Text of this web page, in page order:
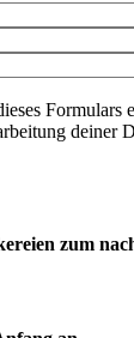
Formulars
deiner
zum